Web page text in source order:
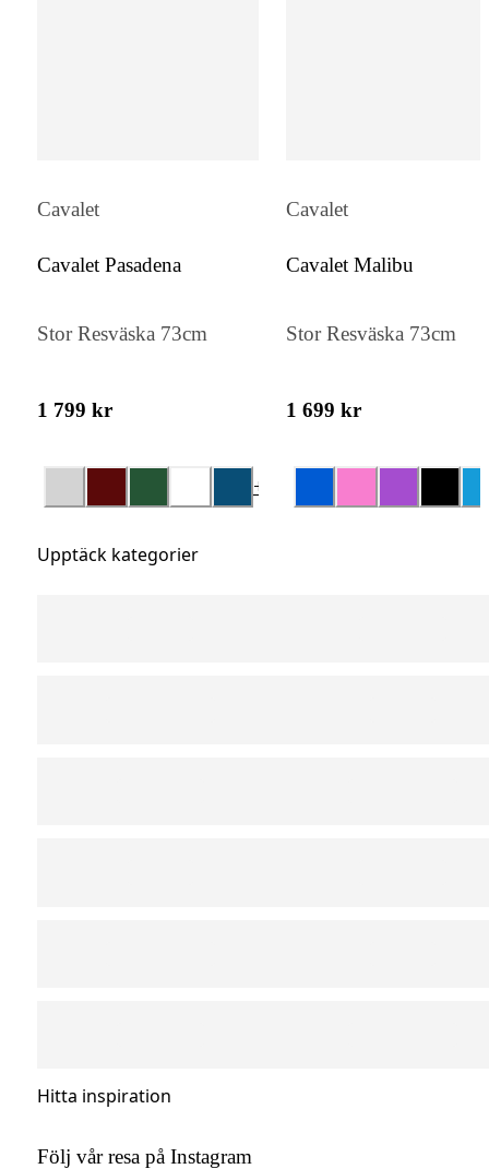
Cavalet
Cavalet Pasadena
Stor Resväska 73cm
1 799 kr
+
Cavalet
Cavalet Malibu
Stor Resväska 73cm
1 699 kr
Upptäck kategorier
Hitta inspiration
Följ vår resa på Instagram